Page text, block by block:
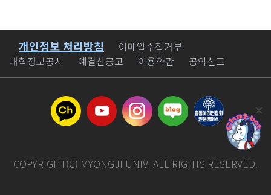
바로가기
개인정보 처리방침
이메일수집거부
대학정보공시
예결산공고 이용약관 공익신고
COPYRIGHT(C) MYONGJI UNIV. ALL RIGHTS RESERVED.